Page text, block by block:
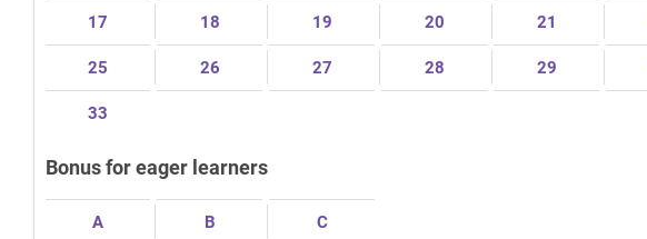
17 18 19 20 21
25 26 27 28 29
33
Bonus for eager learners
A B C